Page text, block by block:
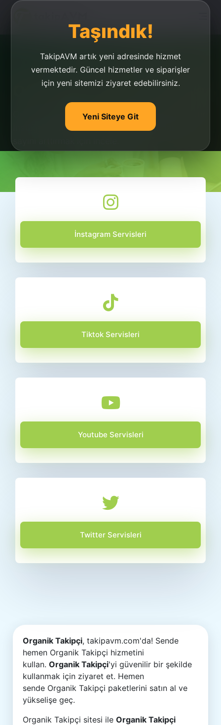
Taşındık!
TakipAVM artık yeni adresinde hizmet
vermektedir. Güncel hizmetler ve siparişler
için yeni sitemizi ziyaret edebilirsiniz.
Yeni Siteye Git
Organik Takipçi
Organik takipi satın al veya organik takipçi arttır.
İnstagram, tiktok ve youtube organik takipçi
İnstagram Servisleri
Tiktok Servisleri
Youtube Servisleri
Twitter Servisleri
Organik Takipçi, takipavm.com'da! Sende
hemen Organik Takipçi hizmetini
kullan.Organik Takipçi'yi güvenilir bir şekilde
kullanmak için ziyaret et. Hemen
sende Organik Takipçi paketlerini satın al ve
yükselişe geç.
Organik Takipçi sitesi ileOrganik Takipçi